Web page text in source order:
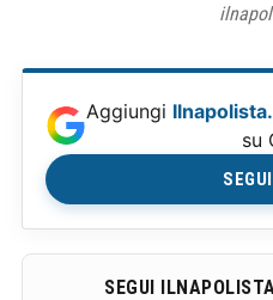
Aggiungi
su
SEGUI